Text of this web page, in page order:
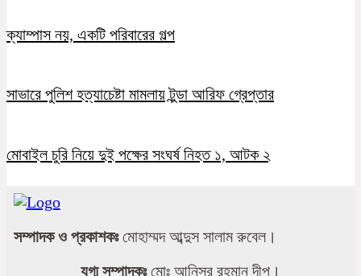
ক্যাম্পাস নয়, একটি পরিবারের গল্প
সাভারে পুলিশ হত্যাচেষ্টা মামলায় টুন্ডা আরিফ গ্রেপ্তার
মোবাইল চুরি নিয়ে দুই পক্ষের সংঘর্ষ নিহত ১, আটক ২
সম্পাদক ও প্রকাশকঃমোহাম্মদ আব্দুস সালাম রুবেল।
যুগ্ম সম্পাদকঃমোঃ আনিসুর রহমান দীপু।